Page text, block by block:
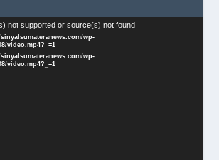
not supported or source(s) not found
wp-
video.mp4?_=1
wp-
video.mp4?_=1